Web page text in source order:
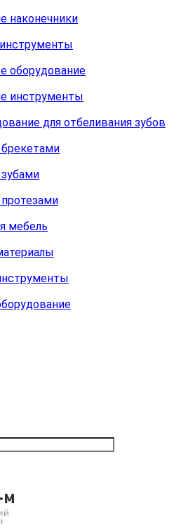
наконечники
оборудование
инструменты
для отбеливания зубов
брекетами
мебель